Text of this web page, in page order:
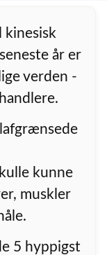
kinesisk
år er
verden -
kunne
muskler
5 hyppigst